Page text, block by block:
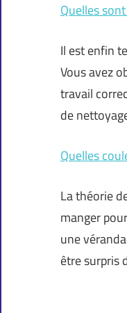
Quelles
Il est enfin
Vous avez
travail
de
Quelles
La théorie
manger
une
être surpris